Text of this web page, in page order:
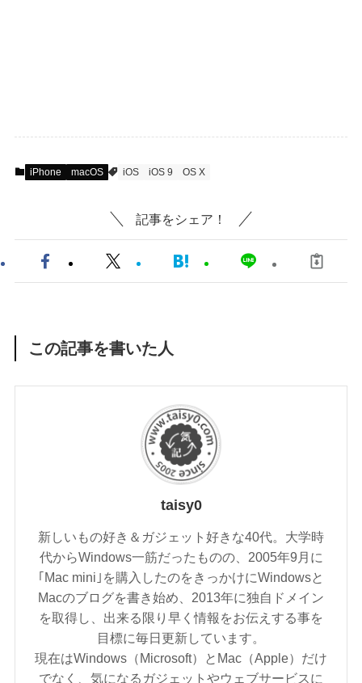
iPhone macOS iOS iOS 9 OS X
記事をシェア！
この記事を書いた人
taisy0
新しいもの好き＆ガジェット好きな40代。大学時
代からWindows一筋だったものの、2005年9月に
｢Mac mini｣を購入したのをきっかけにWindowsと
Macのブログを書き始め、2013年に独自ドメイン
を取得し、出来る限り早く情報をお伝えする事を
目標に毎日更新しています。
現在はWindows（Microsoft）とMac（Apple）だけ
でなく、気になるガジェットやウェブサービスに